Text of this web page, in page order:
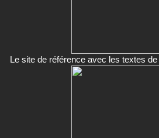
Le site de référence avec les textes